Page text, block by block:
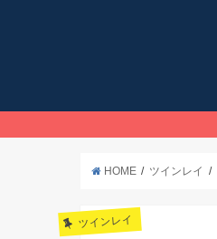
HOME ツインレイ
ツインレイ